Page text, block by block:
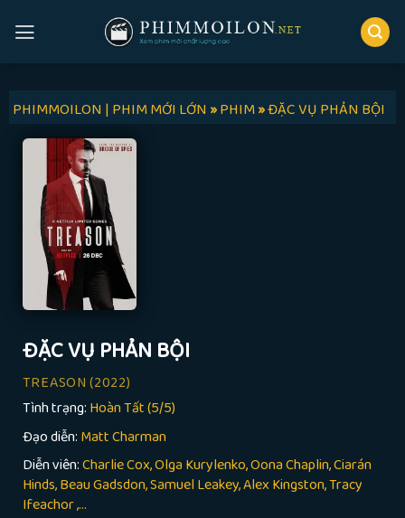
PHIMMOILON | PHIM MỚI LỚN»PHIM»ĐẶC VỤ PHẢN BỘI
ĐẶC VỤ PHẢN BỘI
TREASON (2022)
Tình trạng: Hoàn Tất (5/5)
Đạo diễn: Matt Charman
Diễn viên:Charlie Cox, Olga Kurylenko, Oona Chaplin, Ciarán
Hinds, Beau Gadsdon, Samuel Leakey, Alex Kingston, Tracy
Ifeachor ,...